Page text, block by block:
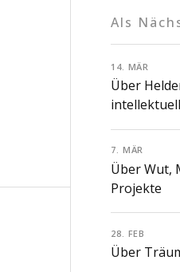
Als
14. MÄR
Über
7. MÄR
Über Wut,
Projekte
28. FEB
Über